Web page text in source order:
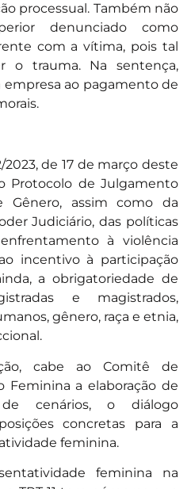
processual. Também não
denunciado como
com a vítima, pois tal
o trauma. Na sentença,
empresa ao pagamento de
2023, de 17 de março deste
Protocolo de Julgamento
Gênero, assim como da
Judiciário, das políticas
à violência
incentivo à participação
a obrigatoriedade de
e magistrados,
gênero, raça e etnia,
cabe ao Comitê de
Feminina a elaboração de
cenários, o diálogo
concretas para a
feminina.
feminina na